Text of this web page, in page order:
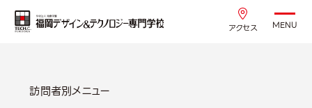
アクセス MENU
訪問者別メニュー